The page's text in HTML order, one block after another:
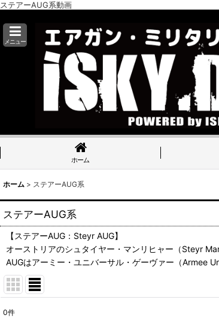
ステアーAUG系動画
メニュー
ホーム
ホーム > ステアーAUG系
ステアーAUG系
【ステアーAUG：Steyr AUG】
オーストリアのシュタイヤー・マンリヒャー（Steyr
AUGはアーミー・ユニバーサル・ゲーヴァー（Armee
0件